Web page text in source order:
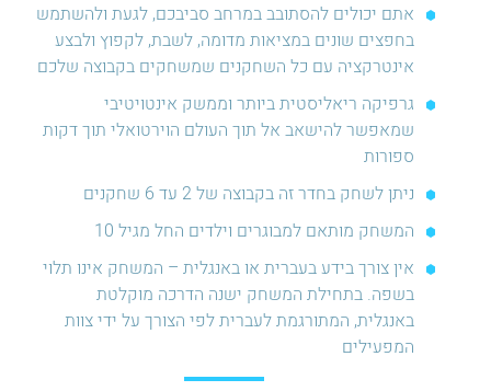
אתם יכולים להסתובב במרחב סביבכם, לגעת ולהשתמש
בחפצים שונים במציאות מדומה, לשבת, לקפוץ ולבצע
אינטרקציה עם כל השחקנים שמשחקים בקבוצה שלכם
גרפיקה ריאליסטית ביותר וממשק אינטויטיבי
שמאפשר להישאב אל תוך העולם הוירטואלי תוך דקות
ספורות
ניתן לשחק בחדר זה בקבוצה של 2 עד 6 שחקנים
המשחק מותאם למבוגרים וילדים החל מגיל 10
אין צורך בידע בעברית או באנגלית – המשחק אינו תלוי
בשפה. בתחילת המשחק ישנה הדרכה מוקלטת
באנגלית, המתורגמת לעברית לפי הצורך על ידי צוות
המפעילים